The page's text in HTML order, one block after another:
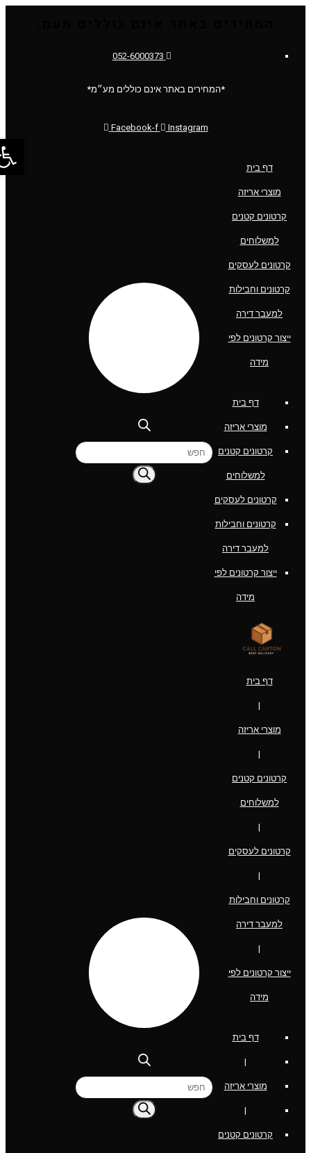
052-6000373
*המחירים באתר אינם כוללים מע״מ*
Facebook-f Instagram
דף בית
מוצרי אריזה
קרטונים קטנים
למשלוחים
קרטונים לעסקים
קרטונים וחבילות
למעבר דירה
ייצור קרטונים לפי
מידה
דף בית
מוצרי אריזה
קרטונים קטנים
למשלוחים
קרטונים לעסקים
קרטונים וחבילות
למעבר דירה
ייצור קרטונים לפי
מידה
Products
דף בית
מוצרי אריזה
קרטונים קטנים
למשלוחים
קרטונים לעסקים
קרטונים וחבילות
למעבר דירה
ייצור קרטונים לפי
מידה
דף בית
מוצרי אריזה
קרטונים קטנים
Products